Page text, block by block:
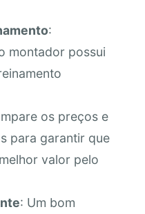
:
montador possui
os preços e
para garantir que
valor pelo
: Um bom